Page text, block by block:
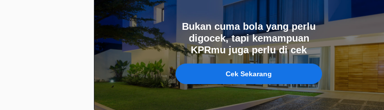
Bukan cuma bola yang perlu
digocek, tapi kemampuan
KPRmu juga perlu di cek
Cek Sekarang